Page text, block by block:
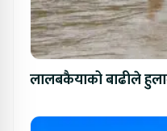
लालबकैयाको बाढीले